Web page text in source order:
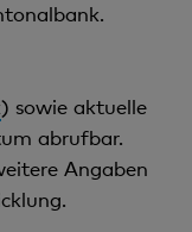
) sowie aktuelle
abrufbar.
Angaben